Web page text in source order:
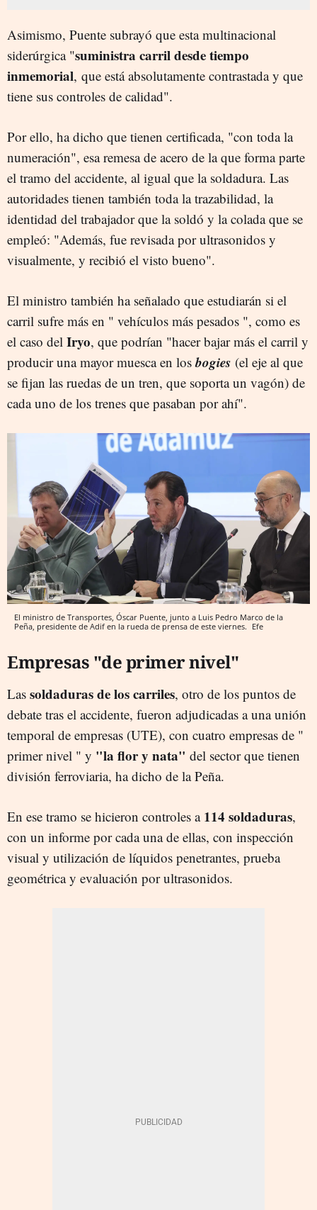
Asimismo, Puente subrayó que esta multinacional
siderúrgica "suministra carril desde tiempo
inmemorial, que está absolutamente contrastada y que
tiene sus controles de calidad".
Por ello, ha dicho que tienen certificada, "con toda la
numeración", esa remesa de acero de la que forma parte
el tramo del accidente, al igual que la soldadura. Las
autoridades tienen también toda la trazabilidad, la
identidad del trabajador que la soldó y la colada que se
empleó: "Además, fue revisada por ultrasonidos y
visualmente, y recibió el visto bueno".
El ministro también ha señalado que estudiarán si el
carril sufre más en " vehículos más pesados ", como es
el caso del Iryo, que podrían "hacer bajar más el carril y
producir una mayor muesca en losbogies (el eje al que
se fijan las ruedas de un tren, que soporta un vagón) de
cada uno de los trenes que pasaban por ahí".
El ministro de Transportes, Óscar Puente, junto a Luis Pedro Marco de la
Peña, presidente de Adif en la rueda de prensa de este viernes. Efe
Empresas "de primer nivel"
Las soldaduras de los carriles, otro de los puntos de
debate tras el accidente, fueron adjudicadas a una unión
temporal de empresas (UTE), con cuatro empresas de "
primer nivel " y "la flor y nata" del sector que tienen
división ferroviaria, ha dicho de la Peña.
En ese tramo se hicieron controles a 114 soldaduras,
con un informe por cada una de ellas, con inspección
visual y utilización de líquidos penetrantes, prueba
geométrica y evaluación por ultrasonidos.